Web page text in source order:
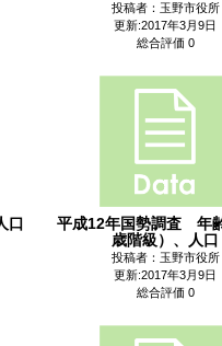
投稿者：玉野市役所
更新:2017年3月9日
総合評価 0
口
平成12年国勢調査 年
歳階級）、人口
投稿者：玉野市役所
更新:2017年3月9日
総合評価 0